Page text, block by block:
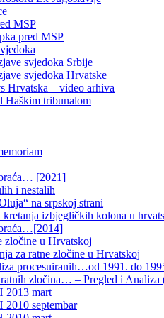
MSP
pred MSP
svjedoka Srbije
svjedoka Hrvatske
Hrvatska – video arhiva
Haškim tribunalom
[2021]
i nestalih
na srpskoj strani
kretanja izbjegličkih kolona u
zločine u Hrvatskoj
za ratne zločine u Hrvatskoj
procesuiranih…od 1991. do
ratnih zločina… – Pregled i Analiza
2013 mart
2010 septembar